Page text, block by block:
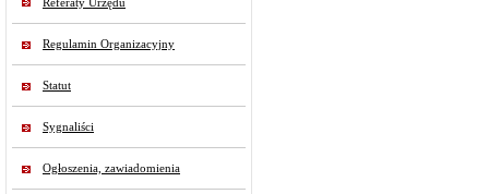
Referaty Urzędu
Regulamin Organizacyjny
Statut
Sygnaliści
Ogłoszenia, zawiadomienia